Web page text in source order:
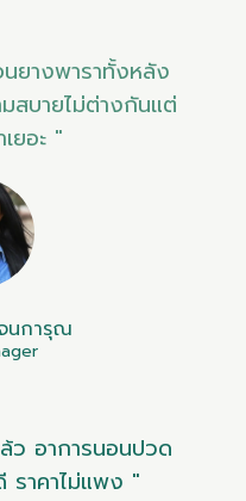
ยางพาราทั้งหลัง
สบายไม่ต่างกันแต่
ยอะ "
นการุณ
ว อาการนอนปวด
ราคาไม่แพง "